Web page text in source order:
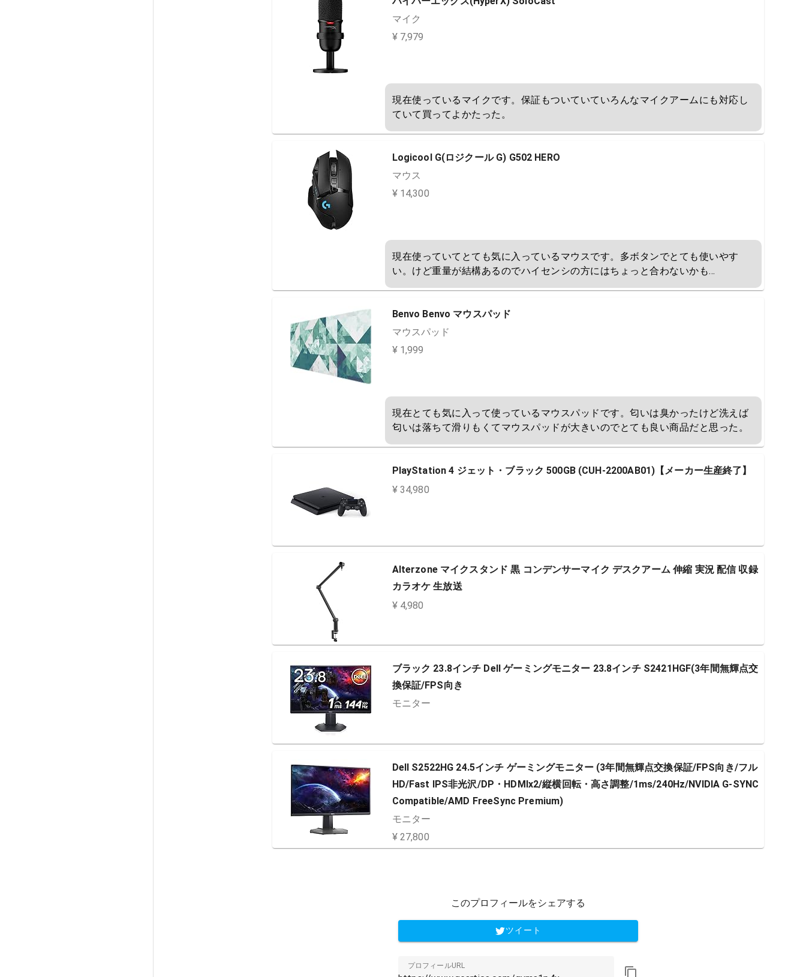
マイク
¥ 7,979
現在使っているマイクです。保証もついていていろんなマイクアームにも対応し
ていて買ってよかたった。
Logicool G(ロジクール G) G502 HERO
マウス
¥ 14,300
現在使っていてとても気に入っているマウスです。多ボタンでとても使いやす
い。けど重量が結構あるのでハイセンシの方にはちょっと合わないかも...
Benvo Benvo マウスパッド
マウスパッド
¥ 1,999
現在とても気に入って使っているマウスパッドです。匂いは臭かったけど洗えば
匂いは落ちて滑りもくてマウスパッドが大きいのでとても良い商品だと思った。
PlayStation 4 ジェット・ブラック 500GB (CUH-2200AB01)【メーカー生産終了】
¥ 34,980
Alterzone マイクスタンド 黒 コンデンサーマイク デスクアーム 伸縮 実況 配信 収録
カラオケ 生放送
¥ 4,980
ブラック 23.8インチ Dell ゲーミングモニター 23.8インチ S2421HGF(3年間無輝点交
換保証/FPS向き
モニター
Dell S2522HG 24.5インチ ゲーミングモニター (3年間無輝点交換保証/FPS向き/フル
HD/Fast IPS非光沢/DP・HDMIx2/縦横回転・高さ調整/1ms/240Hz/NVIDIA G-SYNC
Compatible/AMD FreeSync Premium)
モニター
¥ 27,800
このプロフィールをシェアする
ツイート
プロフィールURL